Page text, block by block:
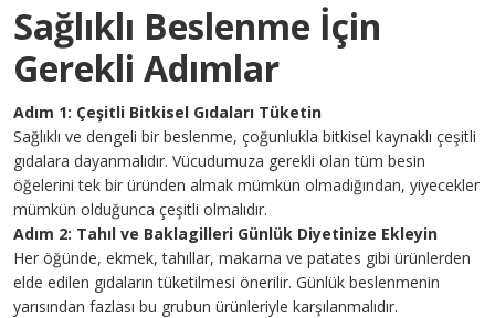
Sağlıklı Beslenme İçin
Gerekli Adımlar
Adım 1: Çeşitli Bitkisel Gıdaları Tüketin
Sağlıklı ve dengeli bir beslenme, çoğunlukla bitkisel kaynaklı çeşitli
gıdalara dayanmalıdır. Vücudumuza gerekli olan tüm besin
öğelerini tek bir üründen almak mümkün olmadığından, yiyecekler
mümkün olduğunca çeşitli olmalıdır.
Adım 2: Tahıl ve Baklagilleri Günlük Diyetinize Ekleyin
Her öğünde, ekmek, tahıllar, makarna ve patates gibi ürünlerden
elde edilen gıdaların tüketilmesi önerilir. Günlük beslenmenin
yarısından fazlası bu grubun ürünleriyle karşılanmalıdır.